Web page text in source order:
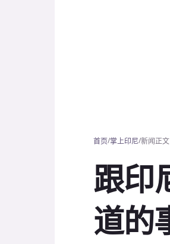
首页/掌上印尼/新闻正文
跟印
道的